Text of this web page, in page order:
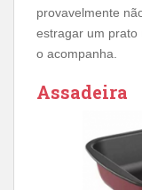
provavelmente
estragar um prato
o acompanha.
Assadeira